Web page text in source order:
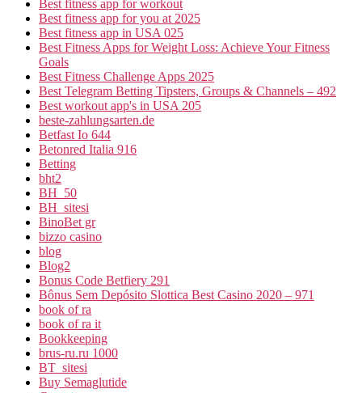
Best fitness app for workout
Best fitness app for you at 2025
Best fitness app in USA 025
Best Fitness Apps for Weight Loss: Achieve Your Fitness
Goals
Best Fitness Challenge Apps 2025
Best Telegram Betting Tipsters, Groups & Channels – 492
Best workout app's in USA 205
beste-zahlungsarten.de
Betfast Io 644
Betonred Italia 916
Betting
bht2
BH_50
BH_sitesi
BinoBet gr
bizzo casino
blog
Blog2
Bonus Code Betfiery 291
Bônus Sem Depósito Slottica Best Casino 2020 – 971
book of ra
book of ra it
Bookkeeping
brus-ru.ru 1000
BT_sitesi
Buy Semaglutide